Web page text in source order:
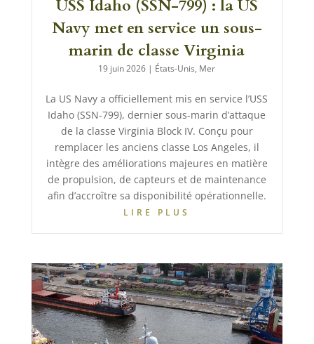
USS Idaho (SSN-799) : la US
Navy met en service un sous-
marin de classe Virginia
19 juin 2026 | États-Unis, Mer
La US Navy a officiellement mis en service l’USS
Idaho (SSN-799), dernier sous-marin d’attaque
de la classe Virginia Block IV. Conçu pour
remplacer les anciens classe Los Angeles, il
intègre des améliorations majeures en matière
de propulsion, de capteurs et de maintenance
afin d’accroître sa disponibilité opérationnelle.
LIRE PLUS